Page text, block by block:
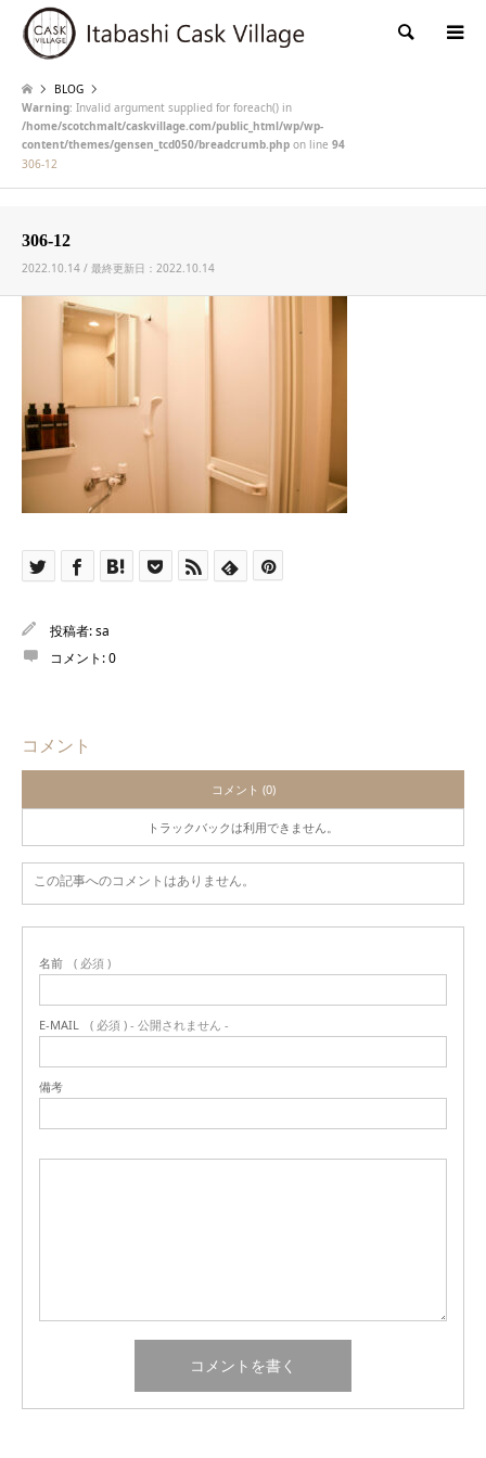
検索
BLOG
Warning: Invalid argument supplied for foreach() in
/home/scotchmalt/caskvillage.com/public_html/wp/wp-
content/themes/gensen_tcd050/breadcrumb.php on line 94
306-12
306-12
2022.10.14 / 最終更新日：2022.10.14
投稿者:sa
コメント:0
コメント
コメント (0)
トラックバックは利用できません。
この記事へのコメントはありません。
名前 ( 必須 )
E-MAIL ( 必須 ) - 公開されません -
備考